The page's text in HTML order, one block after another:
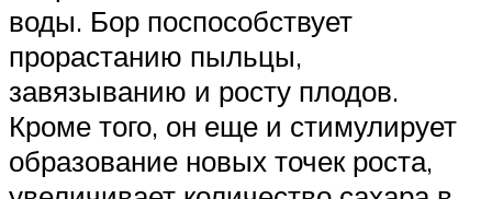
воды. Бор поспособствует
прорастанию пыльцы,
завязыванию и росту плодов.
Кроме того, он еще и стимулирует
образование новых точек роста,